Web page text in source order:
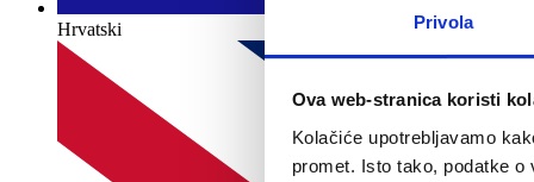
Privola
Ova web-stranica koristi
Kolačiće upotrebljavamo
promet. Isto tako, podatke
Hrvatski